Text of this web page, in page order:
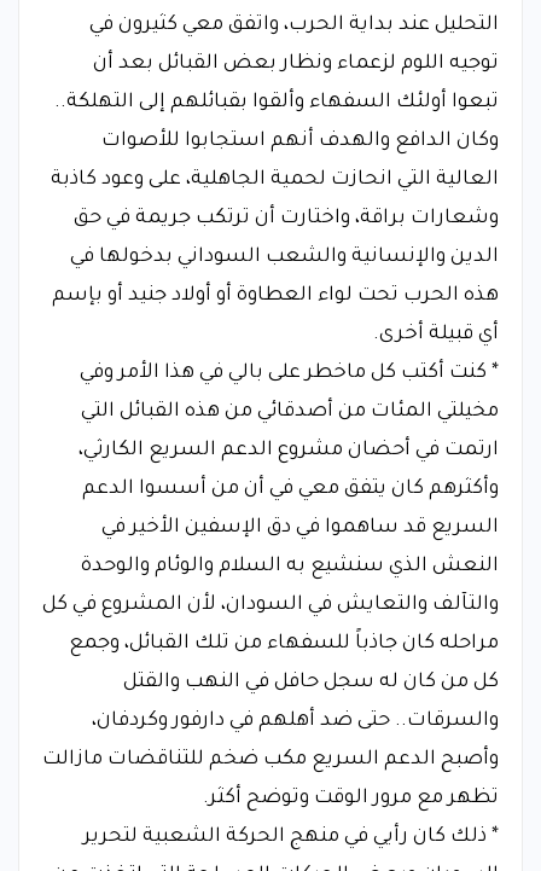
التحليل عند بداية الحرب، واتفق معي كثيرون في
توجيه اللوم لزعماء ونظار بعض القبائل بعد أن
تبعوا أولئك السفهاء وألقوا بقبائلهم إلى التهلكة..
وكان الدافع والهدف أنهم استجابوا للأصوات
العالية التي انحازت لحمية الجاهلية، على وعود كاذبة
وشعارات براقة، واختارت أن ترتكب جريمة في حق
الدين والإنسانية والشعب السوداني بدخولها في
هذه الحرب تحت لواء العطاوة أو أولاد جنيد أو بإسم
أي قبيلة أخرى.
* كنت أكتب كل ماخطر على بالي في هذا الأمر وفي
مخيلتي المئات من أصدقائي من هذه القبائل التي
ارتمت في أحضان مشروع الدعم السريع الكارثي،
وأكثرهم كان يتفق معي في أن من أسسوا الدعم
السريع قد ساهموا في دق الإسفين الأخير في
النعش الذي سنشيع به السلام والوئام والوحدة
والتآلف والتعايش في السودان، لأن المشروع في كل
مراحله كان جاذباً للسفهاء من تلك القبائل، وجمع
كل من كان له سجل حافل في النهب والقتل
والسرقات.. حتى ضد أهلهم في دارفور وكردفان،
وأصبح الدعم السريع مكب ضخم للتناقضات مازالت
تظهر مع مرور الوقت وتوضح أكثر.
* ذلك كان رأيي في منهج الحركة الشعبية لتحرير